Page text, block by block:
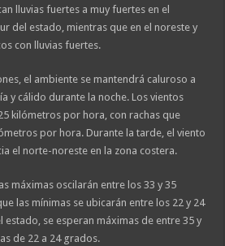
lluvias fuertes a muy fuertes en el
del estado, mientras que en el noreste y
con lluvias fuertes.
el ambiente se mantendrá caluroso a
y cálido durante la noche. Los vientos
kilómetros por hora, con rachas que
por hora. Durante la tarde, el viento
el norte-noreste en la zona costera.
máximas oscilarán entre los 33 y 35
las mínimas se ubicarán entre los 22 y 24
estado, se esperan máximas de entre 35 y
de 22 a 24 grados.